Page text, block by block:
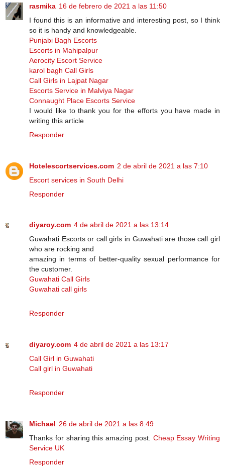
rasmika 16 de febrero de 2021 a las 11:50
I found this is an informative and interesting post, so I think
so it is handy and knowledgeable.
Punjabi Bagh Escorts
Escorts in Mahipalpur
Aerocity Escort Service
karol bagh Call Girls
Call Girls in Lajpat Nagar
Escorts Service in Malviya Nagar
Connaught Place Escorts Service
I would like to thank you for the efforts you have made in
writing this article
Responder
Hotelescortservices.com 2 de abril de 2021 a las 7:10
Escort services in South Delhi
Responder
diyaroy.com 4 de abril de 2021 a las 13:14
Guwahati Escorts or call girls in Guwahati are those call girl
who are rocking and
amazing in terms of better-quality sexual performance for
the customer.
Guwahati Call Girls
Guwahati call girls
Responder
diyaroy.com 4 de abril de 2021 a las 13:17
Call Girl in Guwahati
Call girl in Guwahati
Responder
Michael 26 de abril de 2021 a las 8:49
Thanks for sharing this amazing post. Cheap Essay Writing
Service UK
Responder